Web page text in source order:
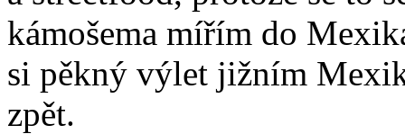
kámošema mířím do
si pěkný výlet jižním
zpět.